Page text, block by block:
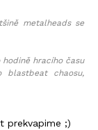
metalheads se
hracího času
blastbeat chaosu,
prekvapime ;)